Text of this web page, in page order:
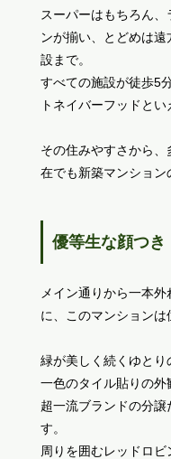
スーパーはもちろん
ンが揃い、とどめは
設まで。
すべての施設が徒歩5
トネイバーフッドとい
その住みやすさから
在でも新築マンション
優等生な顔つき
メイン通りから一本
に、このマンションは
緑が美しく続くゆとり
一色のタイル貼りの外
超一流ブランドの分
す。
周りを囲むレッドロ